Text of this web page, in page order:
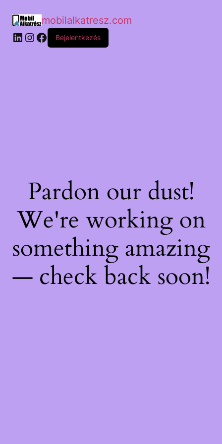
mobilalkatresz.com
Bejelentkezés
Pardon our dust!
We're working on
something amazing
— check back soon!